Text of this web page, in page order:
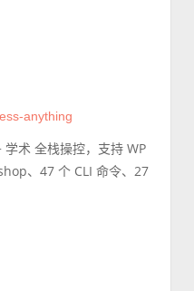
anything
术 全栈操控，支持 WP
、47 个 CLI 命令、27